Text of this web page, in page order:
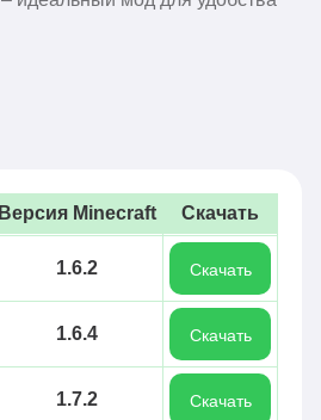
Версия Minecraft Скачать
1.6.2 Скачать
1.6.4 Скачать
1.7.2 Скачать